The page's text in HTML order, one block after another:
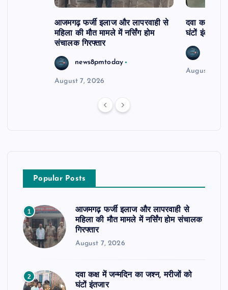
आजमगढ़ फर्जी इलाज और लापरवाही से
महिला की मौत मामले में नर्सिंग होम
संचालक गिरफ्तार
news8pmtoday
August 7, 2026
दवा कक्ष में
घंटों इंतजार
August 6,
Popular Posts
1
आजमगढ़ फर्जी इलाज और लापरवाही से
महिला की मौत मामले में नर्सिंग होम संचालक
गिरफ्तार
August 7, 2026
2
दवा कक्ष में जन्मदिन का जश्न, मरीजों को
घंटों इंतजार